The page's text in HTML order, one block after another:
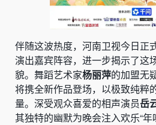
伴随这波热度，河南卫视今日正
演出嘉宾阵容，进一步揭示了这
貌。舞蹈艺术家杨丽萍的加盟无
将携全新作品登场，以极致纯粹
量。深受观众喜爱的相声演员岳
其独特的幽默为晚会注入欢乐“年